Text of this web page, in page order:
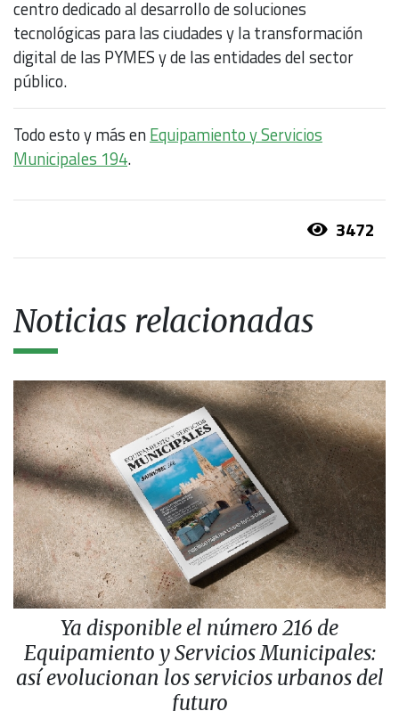
centro dedicado al desarrollo de soluciones
tecnológicas para las ciudades y la transformación
digital de las PYMES y de las entidades del sector
público.
Todo esto y más enEquipamiento y Servicios
Municipales 194.
3472
Noticias relacionadas
Ya disponible el número 216 de
Equipamiento y Servicios Municipales:
así evolucionan los servicios urbanos del
futuro